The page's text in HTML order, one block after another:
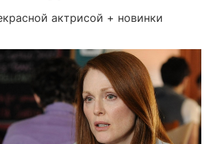
актрисой + новинки